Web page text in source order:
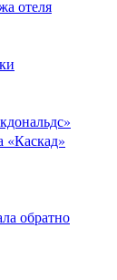
отеля
«Каскад»
обратно